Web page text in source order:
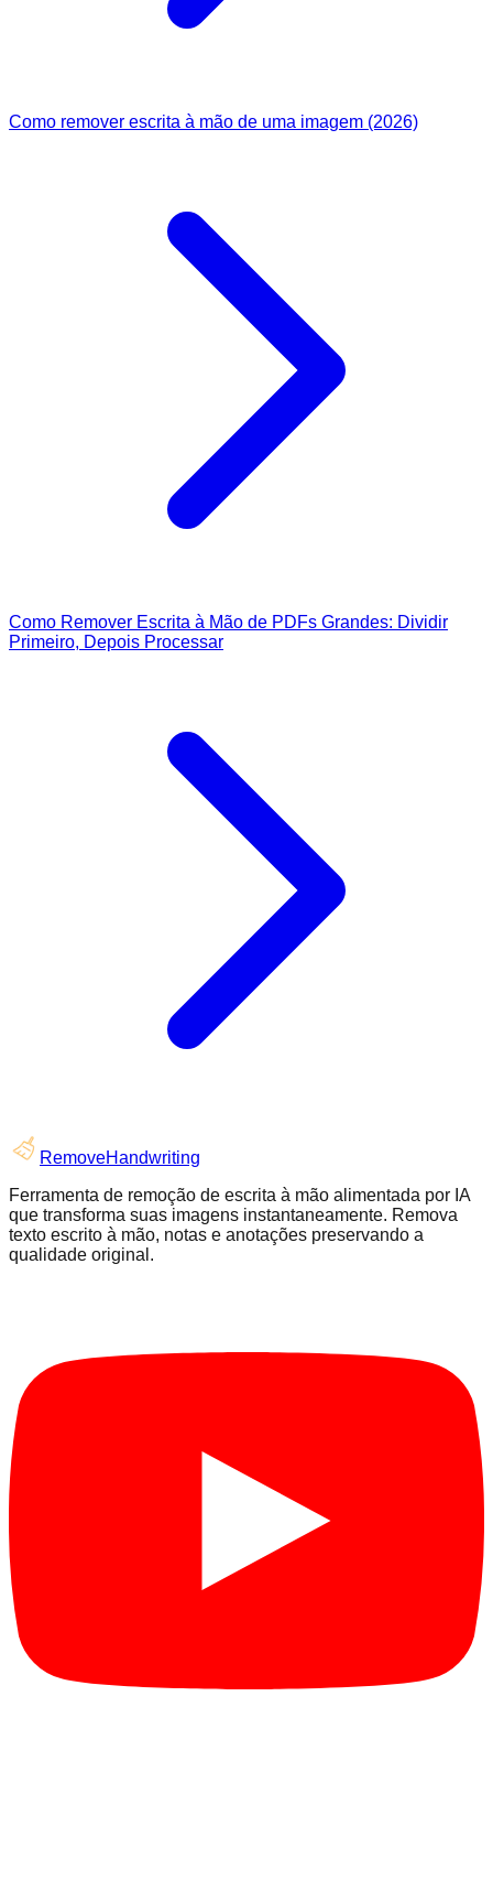
Como remover escrita à mão de uma imagem (2026)
Como Remover Escrita à Mão de PDFs Grandes: Dividir
Primeiro, Depois Processar
RemoveHandwriting
Ferramenta de remoção de escrita à mão alimentada por IA
que transforma suas imagens instantaneamente. Remova
texto escrito à mão, notas e anotações preservando a
qualidade original.